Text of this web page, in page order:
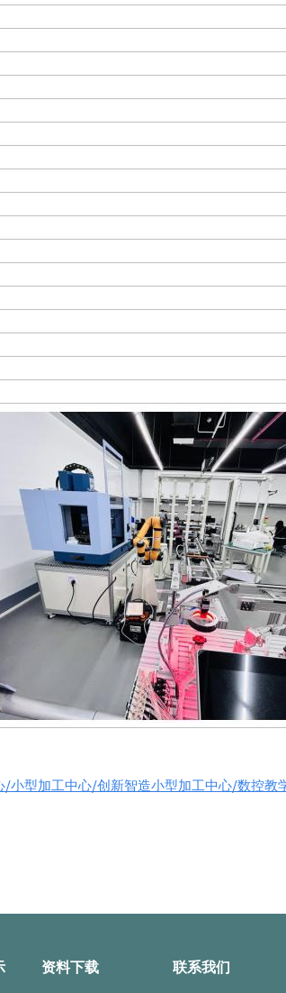
型加工中心/创新智造小型加工中心/数控教
资料下载 联系我们